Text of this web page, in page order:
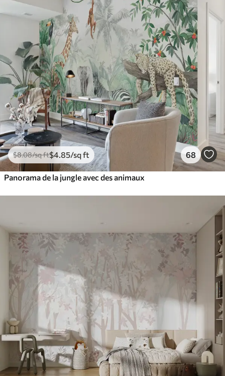
$8.08/sq ft$4 .85/sq ft 68
Panorama de la jungle avec des animaux